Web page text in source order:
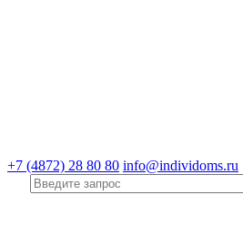
+7 (4872) 28 80 80 info@individoms.ru